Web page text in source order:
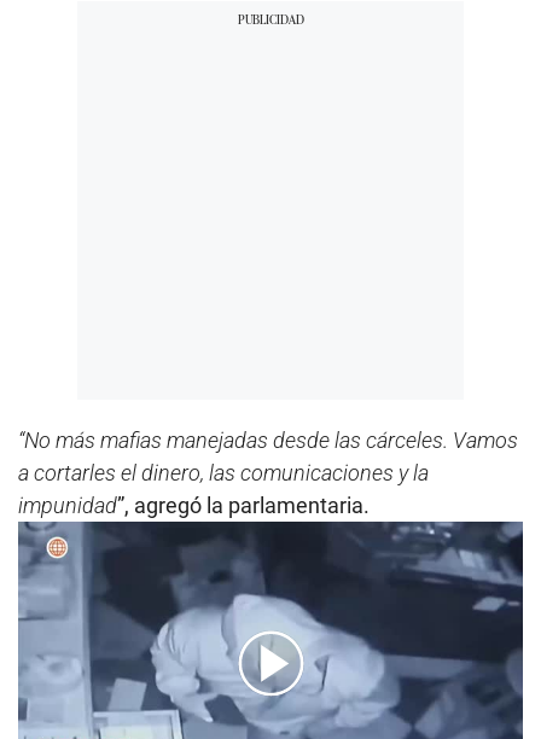
“No más mafias manejadas desde las cárceles. Vamos
a cortarles el dinero, las comunicaciones y la
impunidad”, agregó la parlamentaria.